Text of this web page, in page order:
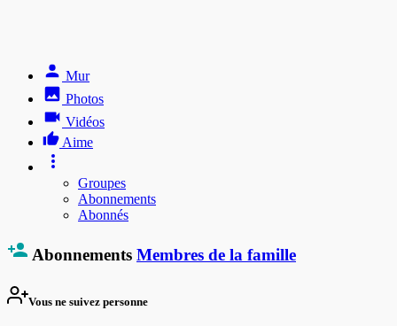
Mur
Photos
Vidéos
Aime
Groupes
Abonnements
Abonnés
Abonnements Membres de la famille
Vous ne suivez personne